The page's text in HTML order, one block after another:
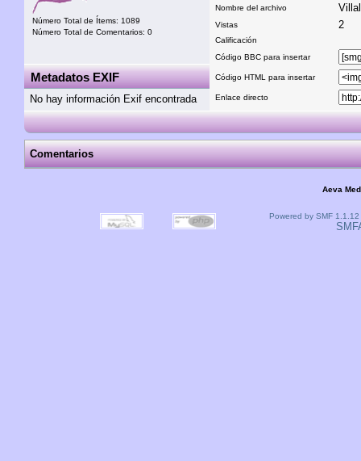
Número Total de Ítems: 1089
Número Total de Comentarios: 0
Nombre del archivo
Vistas 2
Calificación
Código BBC para insertar
Código HTML para insertar
Enlace directo
Metadatos EXIF
No hay información Exif encontrada
Comentarios
Aeva
Powered by SMF 1.1.12